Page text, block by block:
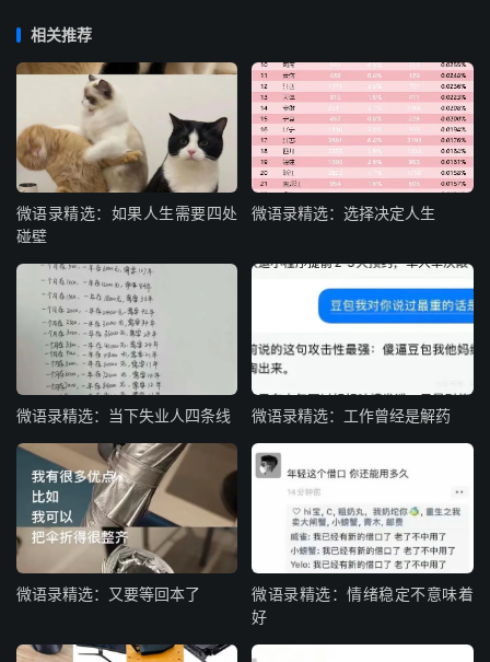
相关推荐
微语录精选：如果人生需要四处
碰壁
微语录精选：选择决定人生
微语录精选：当下失业人四条线 微语录精选：工作曾经是解药
微语录精选：又要等回本了
微语录精选：情绪稳定不意味着
好